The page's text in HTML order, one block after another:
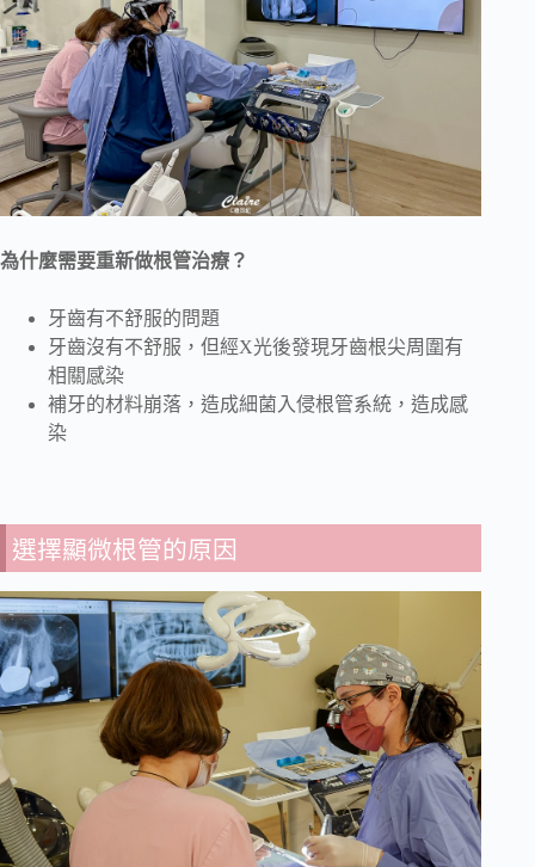
為什麼需要重新做根管治療？
牙齒有不舒服的問題
牙齒沒有不舒服，但經X光後發現牙齒根尖周圍有
相關感染
補牙的材料崩落，造成細菌入侵根管系統，造成感
染
選擇顯微根管的原因